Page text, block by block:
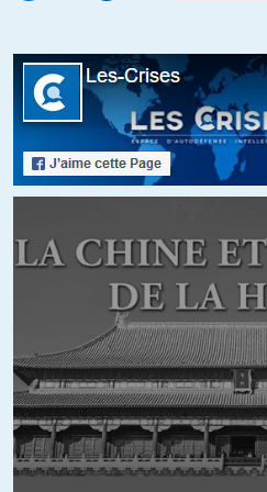
j’apporte mon soutien à Olivier..parce
gagner!!!
+6 ALERTER
bon courage avec cette justice
révolutionnaires. Le Ministre de
Olivier ne t’inquiète pas.
+5 ALERTER
Kiwixar//08.03.2019 à